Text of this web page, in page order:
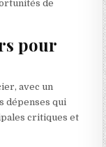
de
pour
avec un
dépenses qui
critiques et